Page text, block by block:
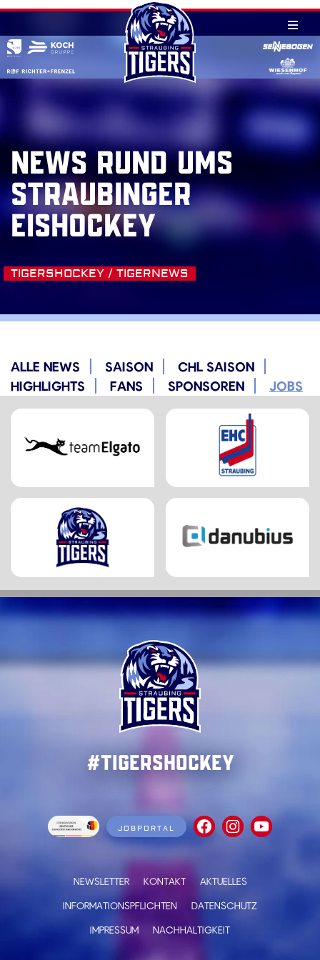
Skip
content
NEWS RUND UMS
STRAUBINGER
EISHOCKEY
TIGERSHOCKEY / TIGERNEWS
ALLE NEWS SAISON
CHL SAISON
HIGHLIGHTS
FANS SPONSOREN JOBS
#TigersHockey
JOBPORTAL
NEWSLETTER KONTAKT
AKTUELLES
INFORMATIONSPFLICHTEN
DATENSCHUTZ
IMPRESSUM
NACHHALTIGKEIT